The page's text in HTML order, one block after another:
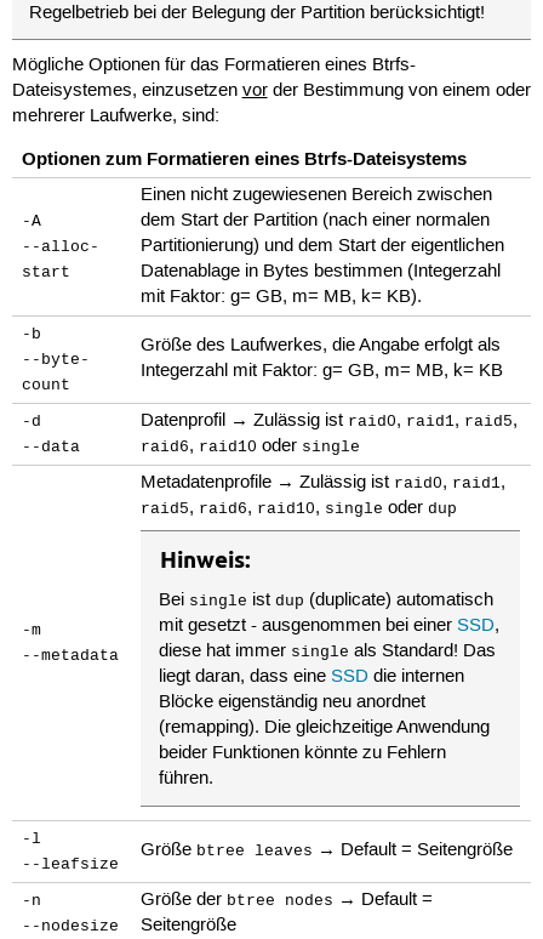
Regelbetrieb bei der Belegung der Partition berücksichtigt!
Mögliche Optionen für das Formatieren eines Btrfs-
Dateisystemes, einzusetzen vorder Bestimmung von einem oder
mehrerer Laufwerke, sind:
Optionen zum Formatieren eines Btrfs-Dateisystems
-A
--alloc-
start
Einen nicht zugewiesenen Bereich zwischen
dem Start der Partition (nach einer normalen
Partitionierung) und dem Start der eigentlichen
Datenablage in Bytes bestimmen (Integerzahl
mit Faktor: g= GB, m= MB, k= KB).
-b
--byte-
count
Größe des Laufwerkes, die Angabe erfolgt als
Integerzahl mit Faktor: g= GB, m= MB, k= KB
-d
--data
Datenprofil → Zulässig ist raid0, raid1, raid5,
raid6, raid10 oder single
-m
--metadata
Metadatenprofile → Zulässig ist raid0, raid1,
raid5, raid6, raid10, single oderdup
Hinweis:
Bei single istdup (duplicate) automatisch
mit gesetzt - ausgenommen bei einerSSD,
diese hat immer single als Standard! Das
liegt daran, dass eineSSD die internen
Blöcke eigenständig neu anordnet
(remapping). Die gleichzeitige Anwendung
beider Funktionen könnte zu Fehlern
führen.
-l
--leafsize
Größe btree leaves → Default = Seitengröße
-n
--nodesize
Größe der btree nodes → Default =
Seitengröße